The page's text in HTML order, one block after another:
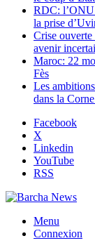
RDC: l’ONU
la prise
Crise
avenir
Maroc: 22
Fès
Les
dans la
Facebook
X
Linkedin
YouTube
RSS
Menu
Connexion